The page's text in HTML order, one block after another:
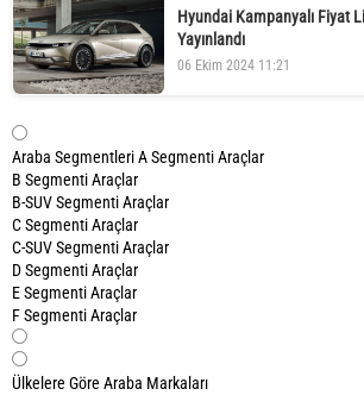
Hyundai Kampanyalı Fiyat
Yayınlandı
06 Ekim 2024 11:21
Araba SegmentleriA Segmenti Araçlar
B Segmenti Araçlar
B-SUV Segmenti Araçlar
C Segmenti Araçlar
C-SUV Segmenti Araçlar
D Segmenti Araçlar
E Segmenti Araçlar
F Segmenti Araçlar
Ülkelere Göre Araba Markaları